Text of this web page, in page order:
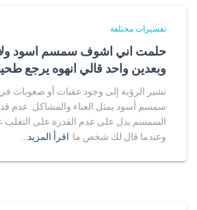
تفسيرات مختلفة
حلمت اني اشوف سمسم اسود
وبعدين واحد قالي انهوه يرجع
تشير الرؤية إلى وجود عقبات أو صعوبات في
سمسم أسود يمثل العناء والمشاكل. عدم
السمسم يدل على عدم القدرة على التغلب
وعندما قال لك شخص ما اقرأ المزيد…